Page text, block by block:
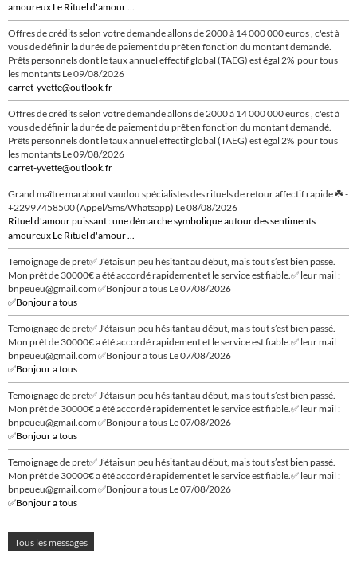
amoureux Le Rituel d'amour ...
Offres de crédits selon votre demande allons de 2000 à 14 000 000 euros , c'est à
vous de définir la durée de paiement du prêt en fonction du montant demandé.
Prêts personnels dont le taux annuel effectif global (TAEG) est égal 2% pour tous
les montants Le 09/08/2026
carret-yvette@outlook.fr
Offres de crédits selon votre demande allons de 2000 à 14 000 000 euros , c'est à
vous de définir la durée de paiement du prêt en fonction du montant demandé.
Prêts personnels dont le taux annuel effectif global (TAEG) est égal 2% pour tous
les montants Le 09/08/2026
carret-yvette@outlook.fr
Grand maître marabout vaudou spécialistes des rituels de retour affectif rapide ☘️ -
+22997458500 (Appel/Sms/Whatsapp) Le 08/08/2026
Rituel d'amour puissant : une démarche symbolique autour des sentiments
amoureux Le Rituel d'amour ...
Temoignage de pret✅ J’étais un peu hésitant au début, mais tout s’est bien passé.
Mon prêt de 30000€ a été accordé rapidement et le service est fiable.✅ leur mail :
bnpeueu@gmail.com ✅Bonjour a tous Le 07/08/2026
✅Bonjour a tous
Temoignage de pret✅ J’étais un peu hésitant au début, mais tout s’est bien passé.
Mon prêt de 30000€ a été accordé rapidement et le service est fiable.✅ leur mail :
bnpeueu@gmail.com ✅Bonjour a tous Le 07/08/2026
✅Bonjour a tous
Temoignage de pret✅ J’étais un peu hésitant au début, mais tout s’est bien passé.
Mon prêt de 30000€ a été accordé rapidement et le service est fiable.✅ leur mail :
bnpeueu@gmail.com ✅Bonjour a tous Le 07/08/2026
✅Bonjour a tous
Temoignage de pret✅ J’étais un peu hésitant au début, mais tout s’est bien passé.
Mon prêt de 30000€ a été accordé rapidement et le service est fiable.✅ leur mail :
bnpeueu@gmail.com ✅Bonjour a tous Le 07/08/2026
✅Bonjour a tous
Tous les messages